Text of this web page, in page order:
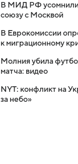
В МИД РФ
союзу с Москвой
В Еврокомиссии
к миграционному
Молния убила
матча: видео
NYT: конфликт на
за небо»